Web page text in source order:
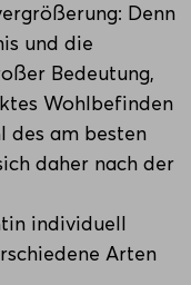
Denn
und die
Bedeutung,
Wohlbefinden
des am besten
daher nach der
individuell
Arten